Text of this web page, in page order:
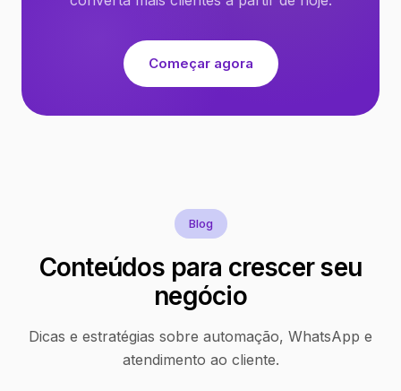
Começar agora
Blog
Conteúdos para crescer seu
negócio
Dicas e estratégias sobre automação, WhatsApp e
atendimento ao cliente.